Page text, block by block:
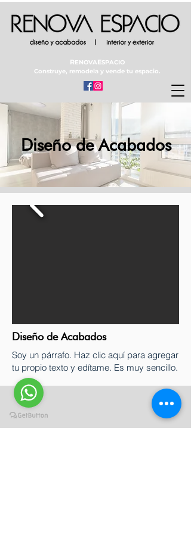
RENOVAESPACIO
Construye, remodela y vende tu espacio.
Diseño de Acabados
Diseño de Acabados
Soy un párrafo. Haz clic aquí para agregar
tu propio texto y edítame. Es muy sencillo.